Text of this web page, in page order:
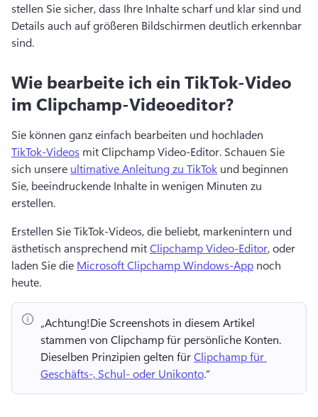
stellen Sie sicher, dass Ihre Inhalte scharf und klar sind und
Details auch auf größeren Bildschirmen deutlich erkennbar
sind.
Wie bearbeite ich ein TikTok-Video
im Clipchamp-Videoeditor?
Sie können ganz einfach bearbeiten und hochladen
TikTok-Videos mit Clipchamp Video-Editor. Schauen Sie
sich unsere ultimative Anleitung zu TikTok und beginnen
Sie, beeindruckende Inhalte in wenigen Minuten zu
erstellen.
Erstellen Sie TikTok-Videos, die beliebt, markenintern und
ästhetisch ansprechend mit Clipchamp Video-Editor, oder
laden Sie die Microsoft Clipchamp Windows-App noch
heute.
„Achtung!Die Screenshots in diesem Artikel
Dieselben Prinzipien gelten für Clipchamp für
Geschäfts-, Schul- oder Unikonto.“